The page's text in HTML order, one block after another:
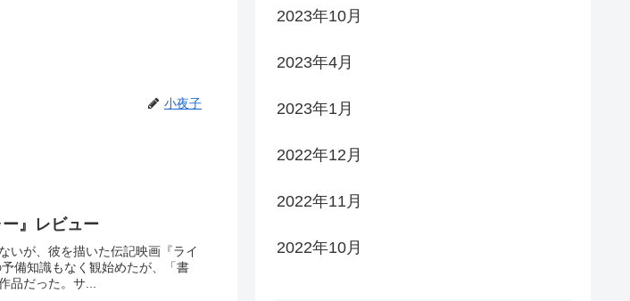
小夜子
』レビュー
いが、彼を描いた伝記映画『ライ
備知識もなく観始めたが、「書
品だった。サ...
2023年10月
2023年4月
2023年1月
2022年12月
2022年11月
2022年10月